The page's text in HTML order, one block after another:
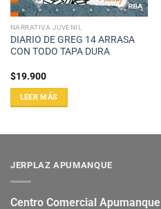
NARRATIVA JUVENIL
DIARIO DE GREG 14 ARRASA
CON TODO TAPA DURA
$19.900
LEER MÁS
JERPLAZ APUMANQUE
Centro Comercial Apumanque